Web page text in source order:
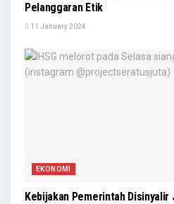
Pelanggaran Etik
11 January 2024
EKONOMI
Kebijakan Pemerintah Disinyalir